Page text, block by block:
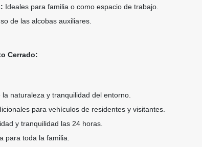
Ideales para familia o como espacio de trabajo.
de las alcobas auxiliares.
Cerrado:
la naturaleza y tranquilidad del entorno.
para vehículos de residentes y visitantes.
y tranquilidad las 24 horas.
para toda la familia.